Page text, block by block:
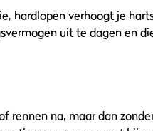
hardlopen verhoogt je
uit te dagen en
rennen na, maar dan